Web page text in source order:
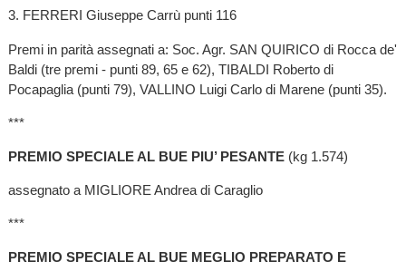
3. FERRERI Giuseppe Carrù punti 116
Premi in parità assegnati a: Soc. Agr. SAN QUIRICO di Rocca de'
Baldi (tre premi - punti 89, 65 e 62), TIBALDI Roberto di
Pocapaglia (punti 79), VALLINO Luigi Carlo di Marene (punti 35).
***
PREMIO SPECIALE AL BUE PIU’ PESANTE(kg 1.574)
assegnato a MIGLIORE Andrea di Caraglio
***
PREMIO SPECIALE AL BUE MEGLIO PREPARATO E